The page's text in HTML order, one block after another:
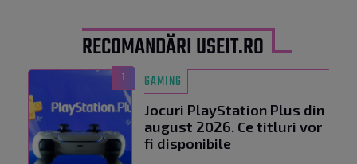
RECOMANDĂRI USEIT.RO
1 GAMING
Jocuri PlayStation Plus din
august 2026. Ce titluri vor
fi disponibile